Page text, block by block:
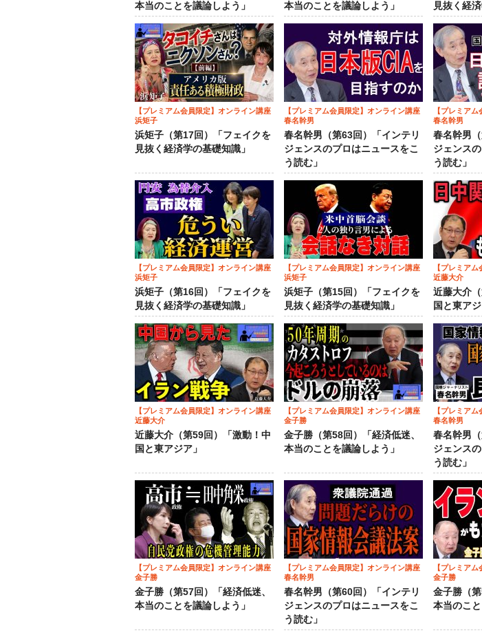
本当のことを議論しよう」
本当のことを議論しよう」
見抜く経
【プレミアム会員限定】オンライン講座
浜矩子
浜矩子（第17回）「フェイクを
見抜く経済学の基礎知識」
【プレミアム会員限定】オンライン講座
春名幹男
春名幹男（第63回）「インテリ
ジェンスのプロはニュースをこ
う読む」
【プレミア
春名幹男
春名幹男
ジェンス
う読む」
【プレミアム会員限定】オンライン講座
浜矩子
浜矩子（第16回）「フェイクを
見抜く経済学の基礎知識」
【プレミアム会員限定】オンライン講座
浜矩子
浜矩子（第15回）「フェイクを
見抜く経済学の基礎知識」
【プレミア
近藤大介
近藤大介
国と東アジ
【プレミアム会員限定】オンライン講座
近藤大介
近藤大介（第59回）「激動！中
国と東アジア」
【プレミアム会員限定】オンライン講座
金子勝
金子勝（第58回）「経済低迷、
本当のことを議論しよう」
【プレミア
春名幹男
春名幹男
ジェンス
う読む」
【プレミアム会員限定】オンライン講座
金子勝
金子勝（第57回）「経済低迷、
本当のことを議論しよう」
【プレミアム会員限定】オンライン講座
春名幹男
春名幹男（第60回）「インテリ
ジェンスのプロはニュースをこ
う読む」
【プレミア
金子勝
金子勝（
本当のこと